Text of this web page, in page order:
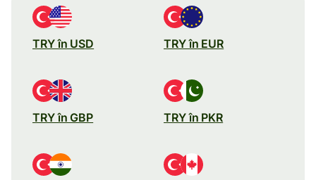
TRY în USD TRY în EUR
TRY în GBP TRY în PKR